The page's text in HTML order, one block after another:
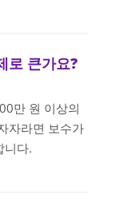
로 큰가요?
만 원 이상의
자라면 보수가
니다.